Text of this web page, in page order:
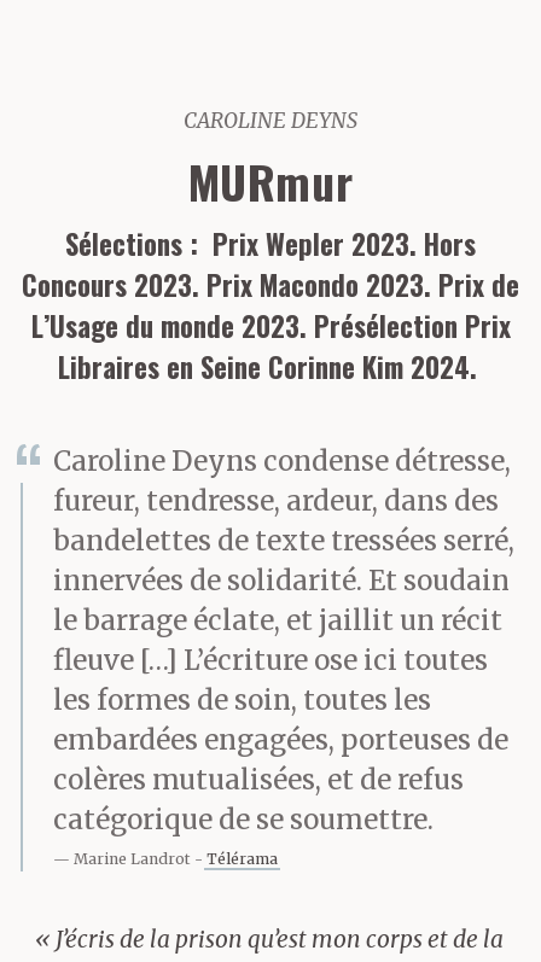
CAROLINE DEYNS
MURmur
Sélections : Prix Wepler 2023. Hors
Concours 2023. Prix Macondo 2023. Prix de
L’Usage du monde 2023. Présélection Prix
Libraires en Seine Corinne Kim 2024.
Caroline Deyns condense détresse,
fureur, tendresse, ardeur, dans des
bandelettes de texte tressées serré,
innervées de solidarité. Et soudain
le barrage éclate, et jaillit un récit
fleuve […] L’écriture ose ici toutes
les formes de soin, toutes les
embardées engagées, porteuses de
colères mutualisées, et de refus
catégorique de se soumettre.
Marine Landrot Télérama
« J’écris de la prison qu’est mon corps et de la